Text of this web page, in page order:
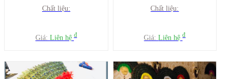
Chất liệu:
Giá: Liên hệ đ
Chất liệu:
Giá:Liên hệđ